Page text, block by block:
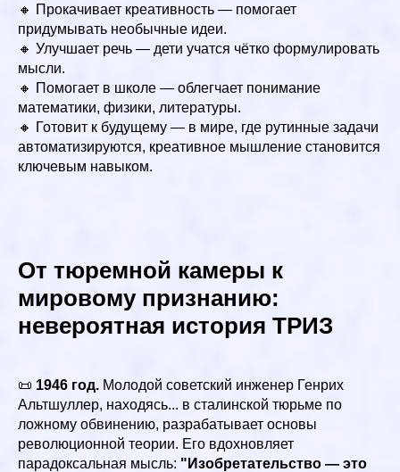
🔸 Прокачивает креативность — помогает
придумывать необычные идеи.
🔸 Улучшает речь — дети учатся чётко формулировать
мысли.
🔸 Помогает в школе — облегчает понимание
математики, физики, литературы.
🔸 Готовит к будущему — в мире, где рутинные задачи
автоматизируются, креативное мышление становится
ключевым навыком.
От тюремной камеры к
мировому признанию:
невероятная история ТРИЗ
📜 1946 год. Молодой советский инженер Генрих
Альтшуллер, находясь... в сталинской тюрьме по
ложному обвинению, разрабатывает основы
революционной теории. Его вдохновляет
парадоксальная мысль: "Изобретательство — это